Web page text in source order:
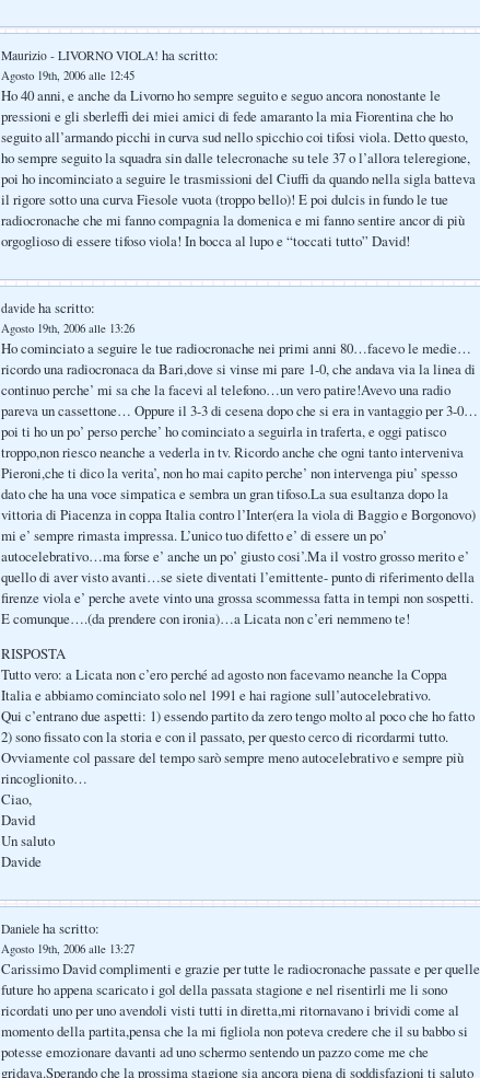
Maurizio - LIVORNO VIOLA! ha scritto:
Agosto 19th, 2006 alle 12:45
Ho 40 anni, e anche da Livorno ho sempre seguito e seguo ancora nonostante le
pressioni e gli sberleffi dei miei amici di fede amaranto la mia Fiorentina che ho
seguito all’armando picchi in curva sud nello spicchio coi tifosi viola. Detto questo,
ho sempre seguito la squadra sin dalle telecronache su tele 37 o l’allora teleregione,
poi ho incominciato a seguire le trasmissioni del Ciuffi da quando nella sigla batteva
il rigore sotto una curva Fiesole vuota (troppo bello)! E poi dulcis in fundo le tue
radiocronache che mi fanno compagnia la domenica e mi fanno sentire ancor di più
orgoglioso di essere tifoso viola! In bocca al lupo e “toccati tutto” David!
davide ha scritto:
Agosto 19th, 2006 alle 13:26
Ho cominciato a seguire le tue radiocronache nei primi anni 80…facevo le medie…
ricordo una radiocronaca da Bari,dove si vinse mi pare 1-0, che andava via la linea di
continuo perche’ mi sa che la facevi al telefono…un vero patire!Avevo una radio
pareva un cassettone… Oppure il 3-3 di cesena dopo che si era in vantaggio per 3-0…
poi ti ho un po’ perso perche’ ho cominciato a seguirla in traferta, e oggi patisco
troppo,non riesco neanche a vederla in tv. Ricordo anche che ogni tanto interveniva
Pieroni,che ti dico la verita’, non ho mai capito perche’ non intervenga piu’ spesso
dato che ha una voce simpatica e sembra un gran tifoso.La sua esultanza dopo la
vittoria di Piacenza in coppa Italia contro l’Inter(era la viola di Baggio e Borgonovo)
mi e’ sempre rimasta impressa. L’unico tuo difetto e’ di essere un po’
autocelebrativo…ma forse e’ anche un po’ giusto cosi’.Ma il vostro grosso merito e’
quello di aver visto avanti…se siete diventati l’emittente- punto di riferimento della
firenze viola e’ perche avete vinto una grossa scommessa fatta in tempi non sospetti.
E comunque….(da prendere con ironia)…a Licata non c’eri nemmeno te!
RISPOSTA
Tutto vero: a Licata non c’ero perché ad agosto non facevamo neanche la Coppa
Italia e abbiamo cominciato solo nel 1991 e hai ragione sull’autocelebrativo.
Qui c’entrano due aspetti: 1) essendo partito da zero tengo molto al poco che ho fatto
2) sono fissato con la storia e con il passato, per questo cerco di ricordarmi tutto.
Ovviamente col passare del tempo sarò sempre meno autocelebrativo e sempre più
rincoglionito…
Ciao,
David
Un saluto
Davide
Daniele ha scritto:
Agosto 19th, 2006 alle 13:27
Carissimo David complimenti e grazie per tutte le radiocronache passate e per quelle
future ho appena scaricato i gol della passata stagione e nel risentirli me li sono
ricordati uno per uno avendoli visti tutti in diretta,mi ritornavano i brividi come al
momento della partita,pensa che la mi figliola non poteva credere che il su babbo si
potesse emozionare davanti ad uno schermo sentendo un pazzo come me che
gridava.Sperando che la prossima stagione sia ancora piena di soddisfazioni ti saluto